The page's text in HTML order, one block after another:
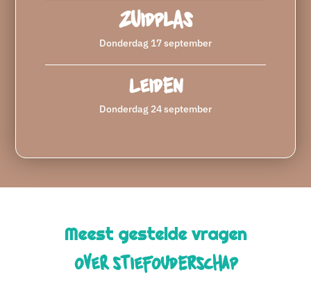
Zuidplas
Donderdag 17 september
Leiden
Donderdag 24 september
Meest gestelde vragen
over stiefouderschap